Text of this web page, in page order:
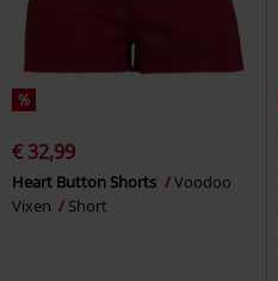
%
€ 32,99
Heart Button Shorts
Voodoo
Vixen
Short